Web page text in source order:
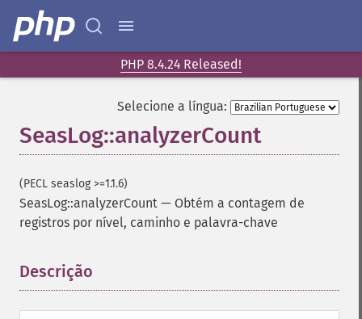
PHP 8.4.24 Released!
Selecione a língua:
SeasLog::analyzerCount
(PECL seaslog >=1.1.6)
SeasLog::analyzerCount — Obtém a contagem de
registros por nível, caminho e palavra-chave
Descrição